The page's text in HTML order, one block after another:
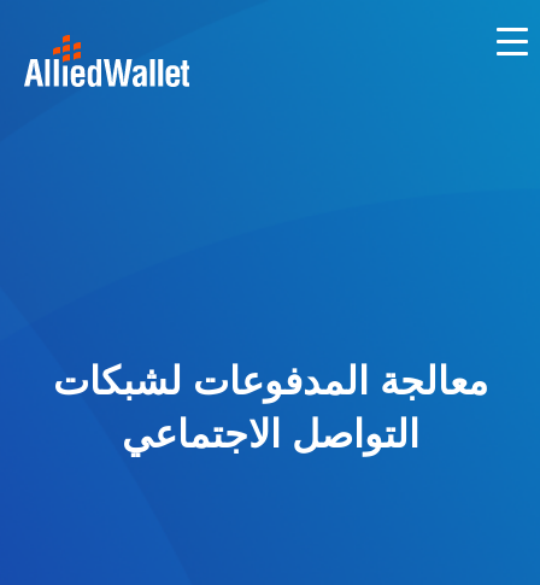
to
معالجة المدفوعات لشبكات
التواصل الاجتماعي